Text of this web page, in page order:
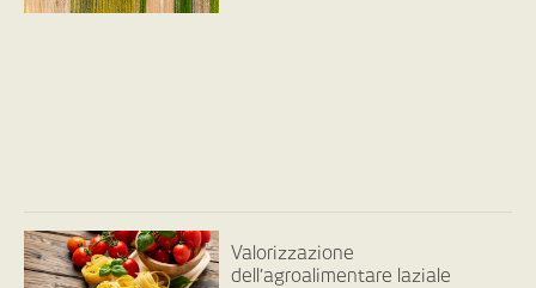
Valorizzazione
dell’agroalimentare laziale